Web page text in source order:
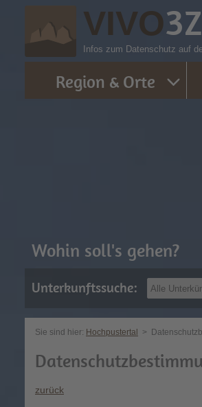
VIVO3
Infos zum Datenschutz auf
Wohin soll's gehen?
Unterkunftssuche:
Region & Orte
Sie sind hier: Hochpustertal >
zurück